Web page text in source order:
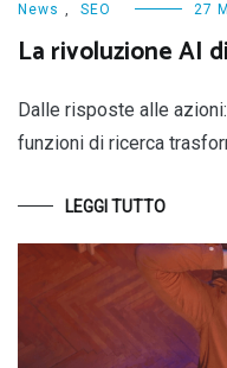
News , SEO 27
La rivoluzione AI
Dalle risposte alle
funzioni di ricerca
LEGGI TUTTO